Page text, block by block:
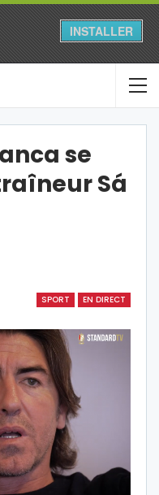
INSTALLER
se
Sá
SPORT EN DIRECT